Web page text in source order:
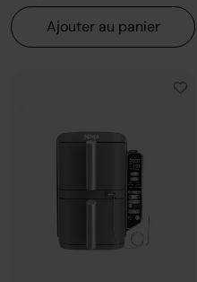
Ajouter au panier